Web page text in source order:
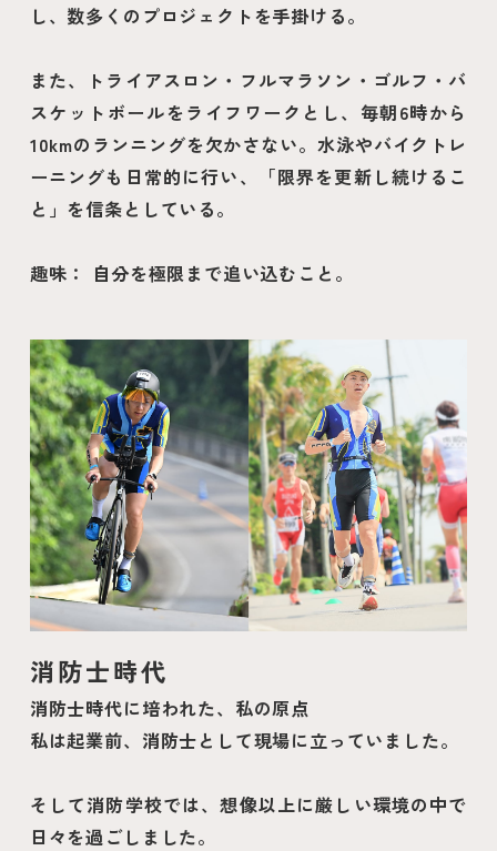
し、数多くのプロジェクトを手掛ける。
また、トライアスロン・フルマラソン・ゴルフ・バ
スケットボールをライフワークとし、毎朝6時から
10kmのランニングを欠かさない。水泳やバイクトレ
ーニングも日常的に行い、「限界を更新し続けるこ
と」を信条としている。
趣味： 自分を極限まで追い込むこと。
消防士時代
消防士時代に培われた、私の原点
私は起業前、消防士として現場に立っていました。
そして消防学校では、想像以上に厳しい環境の中で
日々を過ごしました。